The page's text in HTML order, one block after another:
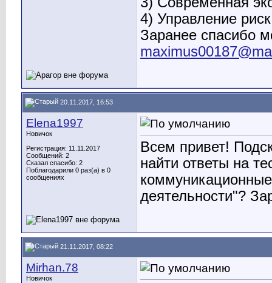
4) Управление
Заранее спасибо
20.11.2017, 16:53
Elena1997
Новичок
Регистрация: 11.11.2017
Сообщений: 2
Сказал спасибо: 2
Поблагодарили 0 раз(а) в 0
сообщениях
Всем привет!
найти ответы на
деятельности"?
21.11.2017, 08:22
Mirhan.78
Новичок